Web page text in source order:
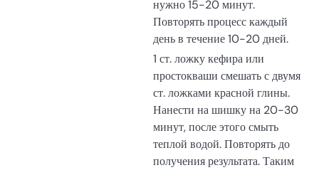
нужно 15-20 минут.
Повторять процесс каждый
день в течение 10-20 дней.
1 ст. ложку кефира или
простокваши смешать с двумя
ст. ложками красной глины.
Нанести на шишку на 20-30
минут, после этого смыть
теплой водой. Повторять до
получения результата. Таким